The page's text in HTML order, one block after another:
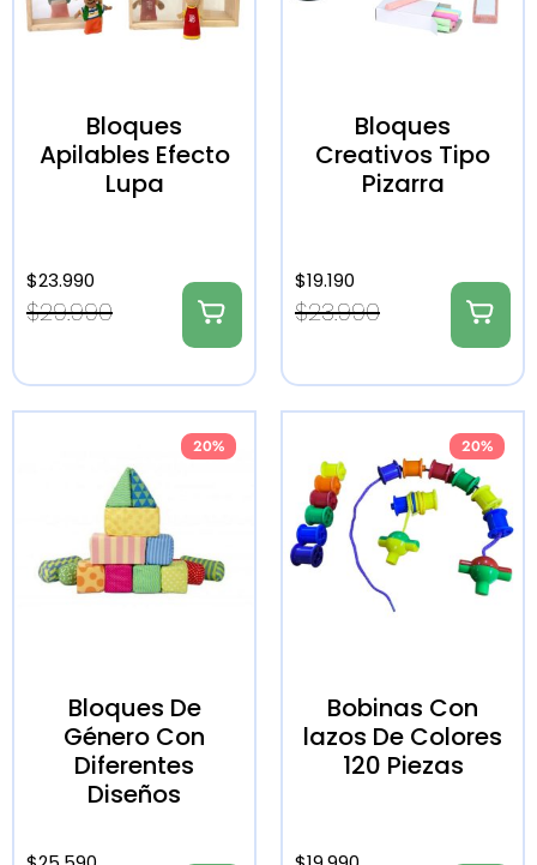
Bloques
Apilables Efecto
Lupa
$29.990
$23.990
Bloques
Creativos Tipo
Pizarra
$23.990
$19.190
20%
Bloques De
Género Con
Diferentes
Diseños
20%
Bobinas Con
lazos De Colores
120 Piezas